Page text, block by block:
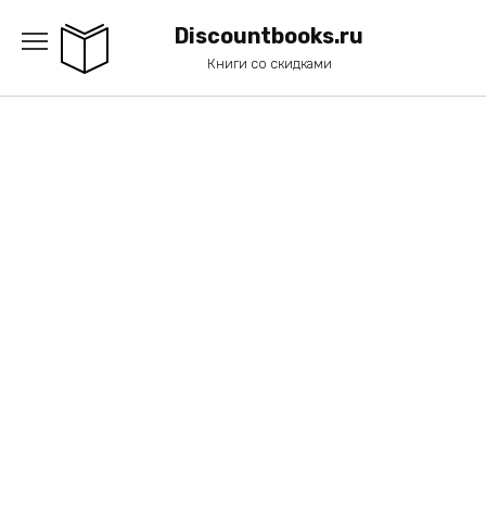
содержанию
Discountbooks.ru
Книги со скидками